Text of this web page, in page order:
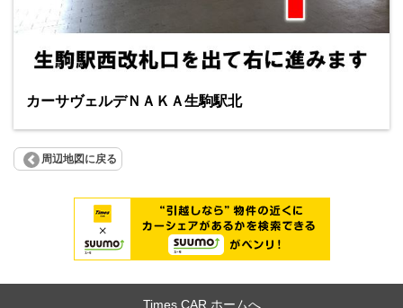
カーサヴェルデＮＡＫＡ生駒駅北
周辺地図に戻る
Times CAR ホームへ